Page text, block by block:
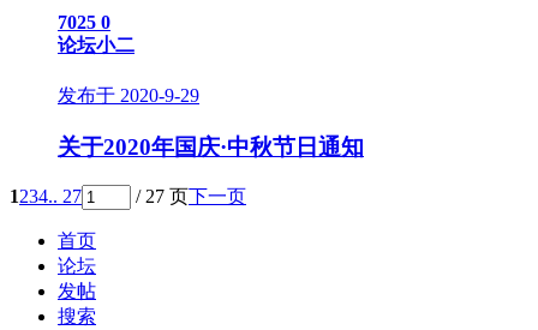
7025 0
论坛小二
发布于 2020-9-29
关于2020年国庆·中秋节日通知
1234.. 27 / 27 页 下一页
首页
论坛
发帖
搜索